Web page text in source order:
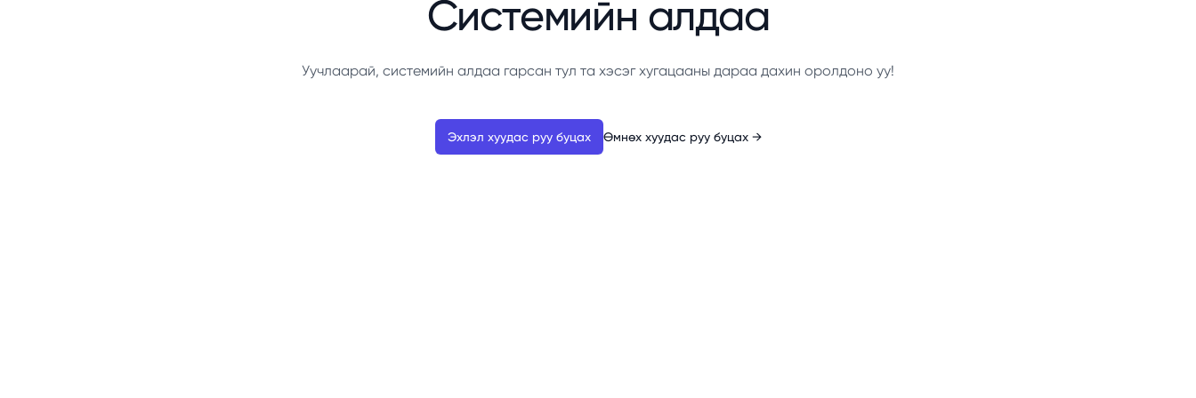
Системийн алдаа
Уучлаарай, системийн алдаа гарсан тул та хэсэг хугацааны дараа дахин оролдоно уу!
Эхлэл хуудас руу буцах Өмнөх хуудас руу буцах →